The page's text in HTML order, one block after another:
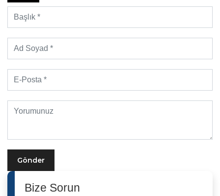
Gönder
Bize Sorun